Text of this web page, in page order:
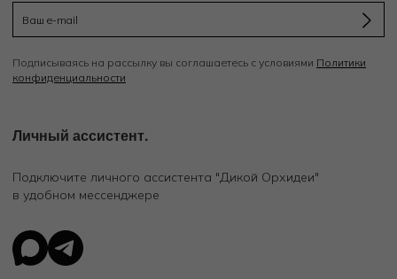
Подписываясь на рассылку вы соглашаетесь с условиями Политики
конфиденциальности
Личный ассистент.
Подключите личного ассистента "Дикой Орхидеи"
в удобном мессенджере